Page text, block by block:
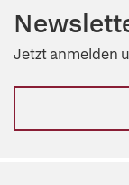
Jetzt anmelden